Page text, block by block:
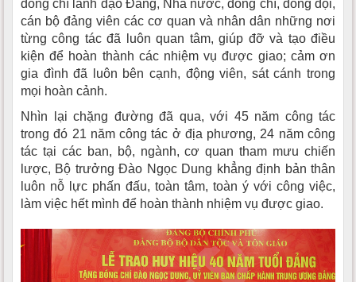
đồng chí lãnh đạo Đảng, Nhà nước, đồng chí, đồng đội,
cán bộ đảng viên các cơ quan và nhân dân những nơi
từng công tác đã luôn quan tâm, giúp đỡ và tạo điều
kiện để hoàn thành các nhiệm vụ được giao; cảm ơn
gia đình đã luôn bên cạnh, động viên, sát cánh trong
mọi hoàn cảnh.
Nhìn lại chặng đường đã qua, với 45 năm công tác
trong đó 21 năm công tác ở địa phương, 24 năm công
tác tại các ban, bộ, ngành, cơ quan tham mưu chiến
lược, Bộ trưởng Đào Ngọc Dung khẳng định bản thân
luôn nỗ lực phấn đấu, toàn tâm, toàn ý với công việc,
làm việc hết mình để hoàn thành nhiệm vụ được giao.